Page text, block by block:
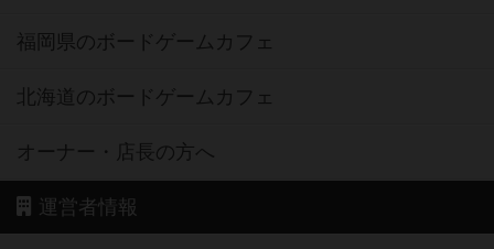
福岡県のボードゲームカフェ
北海道のボードゲームカフェ
オーナー・店長の方へ
運営者情報